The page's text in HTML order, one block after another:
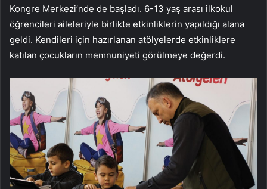
Kongre Merkezi’nde de başladı. 6-13 yaş arası ilkokul
öğrencileri aileleriyle birlikte etkinliklerin yapıldığı alana
geldi. Kendileri için hazırlanan atölyelerde etkinliklere
katılan çocukların memnuniyeti görülmeye değerdi.